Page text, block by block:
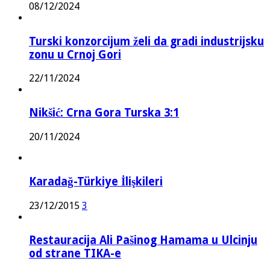
08/12/2024
Turski konzorcijum želi da gradi industrijsku
zonu u Crnoj Gori
22/11/2024
Nikšić: Crna Gora Turska 3:1
20/11/2024
Karadağ-Türkiye İlişkileri
23/12/2015 3
Restauracija Ali Pašinog Hamama u Ulcinju
od strane TIKA-e